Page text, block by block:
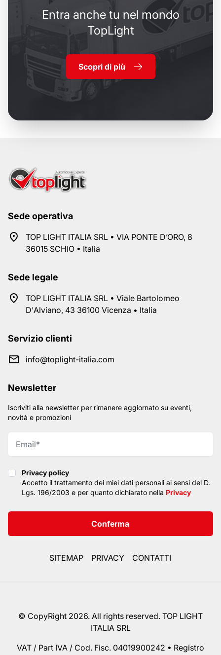
Entra anche tu nel mondo
TopLight
Scopri di più
Sede operativa
TOP LIGHT ITALIA SRL • VIA PONTE D’ORO, 8
36015 SCHIO • Italia
Sede legale
TOP LIGHT ITALIA SRL • Viale Bartolomeo
D'Alviano, 43 36100 Vicenza • Italia
Servizio clienti
info@toplight-italia.com
Newsletter
Iscriviti alla newsletter per rimanere aggiornato su eventi,
novità e promozioni
Privacy policy
Privacy policy
Accetto il trattamento dei miei dati personali ai sensi del D.
Lgs. 196/2003 e per quanto dichiarato nella Privacy
Conferma
SITEMAP PRIVACY CONTATTI
© CopyRight 2026. All rights reserved. TOP LIGHT
ITALIA SRL
VAT / Part IVA / Cod. Fisc. 04019900242 • Registro